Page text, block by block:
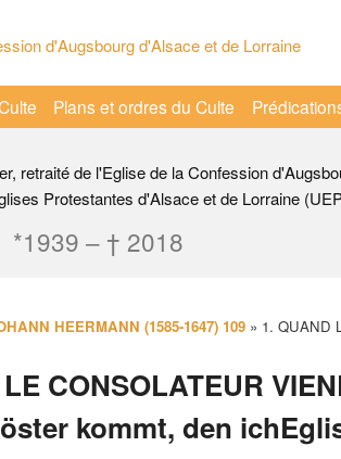
retraité de l'Eglise de la Confession
Protestantes d'Alsace et de Lorraine
*1939 – † 2018
Plans et ordres du Culte
CONSOLATEUR
kommt, den
HEERMANN (1585-1647) 109 » 1. QUAND